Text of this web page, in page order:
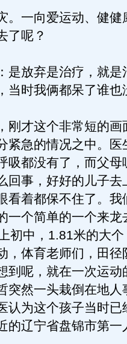
一向爱运动、健健
了呢？
放弃是治疗，就是
当时我俩都呆了谁也
才这个非常短的画
紧急的情况之中。医
吸都没有了，而父母
回事，好好的儿子去
看着都保不住了。我
一个简单的一个来龙
初中，1.81米的大
，体育老师们，田径
到呢，就在一次运动
突然一头栽倒在地人
认为这个孩子当时已
的辽宁省盘锦市第一